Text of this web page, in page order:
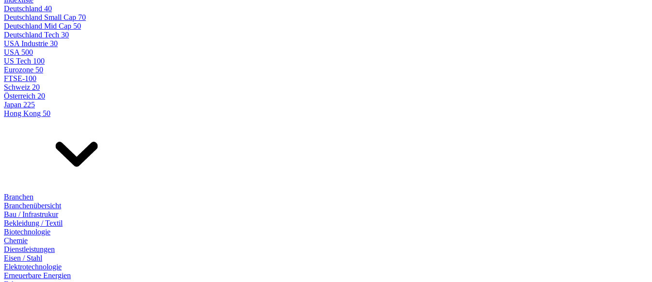
Deutschland 40
Deutschland Small Cap 70
Deutschland Mid Cap 50
Deutschland Tech 30
USA Industrie 30
USA 500
US Tech 100
Eurozone 50
FTSE-100
Schweiz 20
Österreich 20
Japan 225
Hong Kong 50
Branchen
Branchenübersicht
Bau / Infrastrukur
Bekleidung / Textil
Biotechnologie
Chemie
Dienstleistungen
Eisen / Stahl
Elektrotechnologie
Erneuerbare Energien